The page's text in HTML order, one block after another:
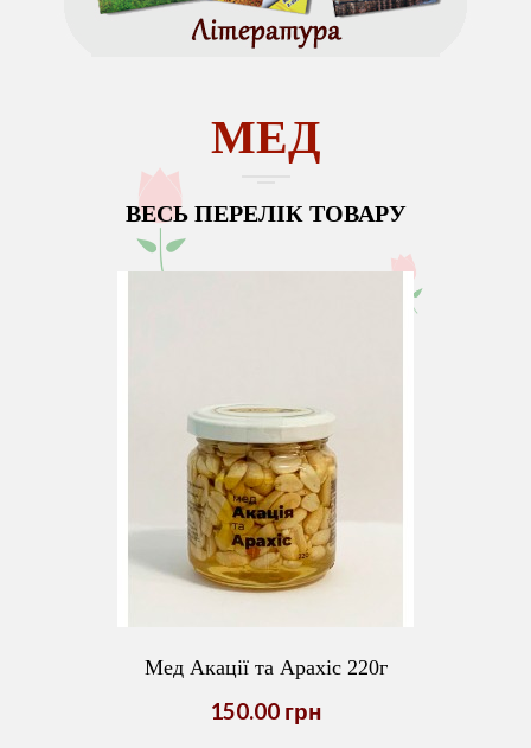
МЕД
ВЕСЬ ПЕРЕЛІК ТОВАРУ
Мед Акації та Арахіс 220г
150.00 грн